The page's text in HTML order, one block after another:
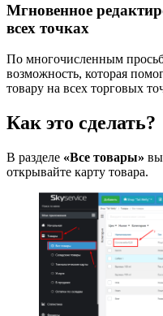
Мгновенное
всех точках
По многочисленным
возможность, которая
товару на всех торговых
Как это сделать?
В разделе «Все товары»
открывайте карту товара.